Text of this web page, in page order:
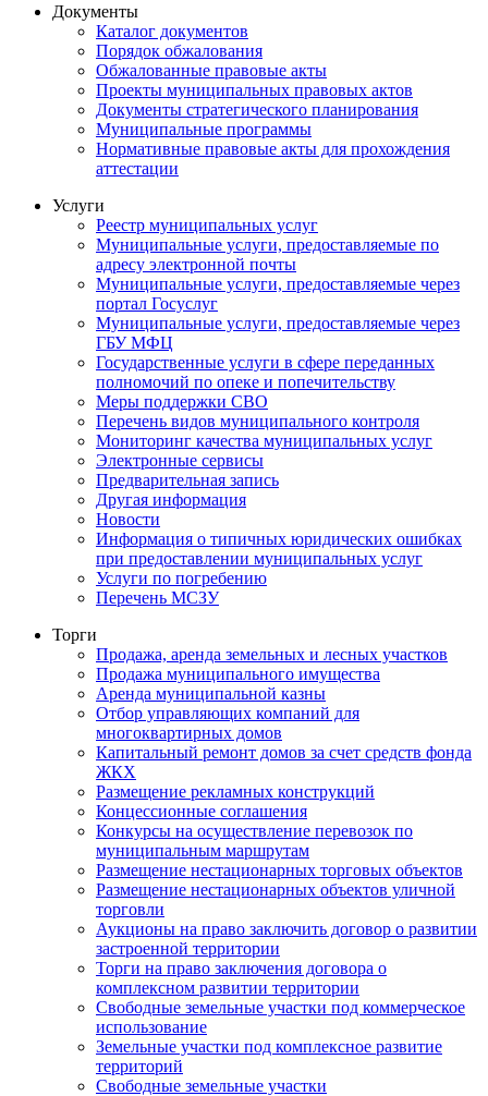
Документы
Каталог документов
Порядок обжалования
Обжалованные правовые акты
Проекты муниципальных правовых актов
Документы стратегического планирования
Муниципальные программы
Нормативные правовые акты для прохождения
аттестации
Услуги
Реестр муниципальных услуг
Муниципальные услуги, предоставляемые по
адресу электронной почты
Муниципальные услуги, предоставляемые через
портал Госуслуг
Муниципальные услуги, предоставляемые через
ГБУ МФЦ
Государственные услуги в сфере переданных
полномочий по опеке и попечительству
Меры поддержки СВО
Перечень видов муниципального контроля
Мониторинг качества муниципальных услуг
Электронные сервисы
Предварительная запись
Другая информация
Новости
Информация о типичных юридических ошибках
при предоставлении муниципальных услуг
Услуги по погребению
Перечень МСЗУ
Торги
Продажа, аренда земельных и лесных участков
Продажа муниципального имущества
Аренда муниципальной казны
Отбор управляющих компаний для
многоквартирных домов
Капитальный ремонт домов за счет средств фонда
ЖКХ
Размещение рекламных конструкций
Концессионные соглашения
Конкурсы на осуществление перевозок по
муниципальным маршрутам
Размещение нестационарных торговых объектов
Размещение нестационарных объектов уличной
торговли
Аукционы на право заключить договор о развитии
застроенной территории
Торги на право заключения договора о
комплексном развитии территории
Свободные земельные участки под коммерческое
использование
Земельные участки под комплексное развитие
территорий
Свободные земельные участки